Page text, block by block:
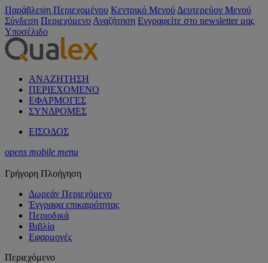
Παράβλεψη Περιεχομένου Κεντρικό Μενού Δευτερεύον Μενού
Σύνδεση Περιεχόμενο Αναζήτηση Εγγραφείτε στο newsletter μας
Υποσέλιδο
ΑΝΑΖΗΤΗΣΗ
ΠΕΡΙΕΧΟΜΕΝΟ
ΕΦΑΡΜΟΓΕΣ
ΣΥΝΔΡΟΜΕΣ
ΕΙΣΟΔΟΣ
opens mobile menu
Γρήγορη Πλοήγηση
Δωρεάν Περιεχόμενο
Έγγραφα επικαιρότητας
Περιοδικά
Βιβλία
Εφαρμογές
Περιεχόμενο